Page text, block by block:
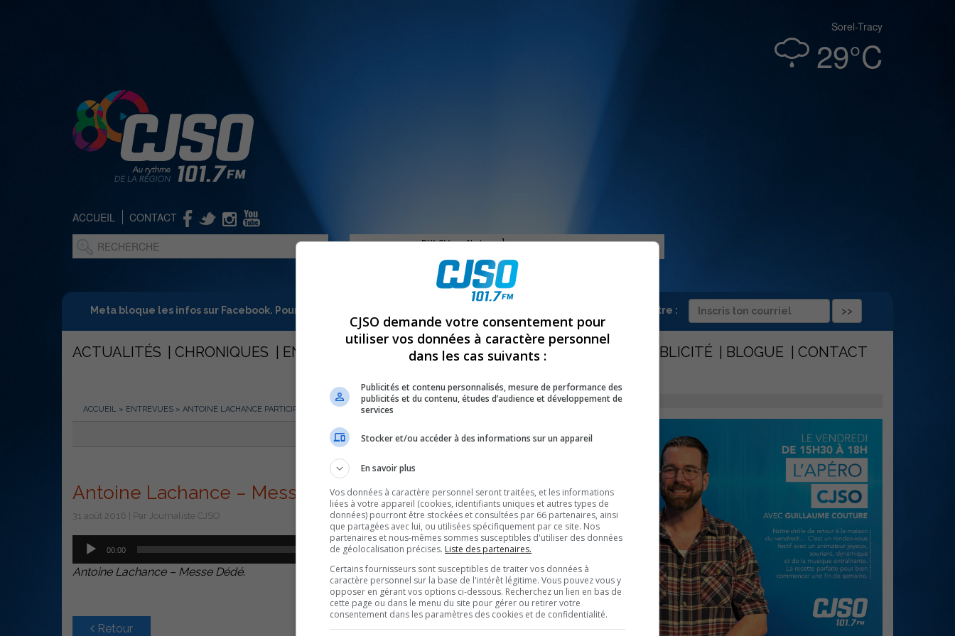
Sorel-Tracy
29°C
ACCUEIL CONTACT
Meta bloque les infos sur Facebook. Pour ne rien manquer à Sorel-Tracy et la région, abonne-toi à notre infolettre :
ACTUALITÉS CHRONIQUES ENTREVUES OPINION ÉMISSIONS CONCOURS PUBLICITÉ BLOGUE CONTACT
ACCUEIL » ENTREVUES » ANTOINE LACHANCE PARTICIPE À UN HOMMAGE À DÉDÉ FORTIN
PARTAGEZ
Antoine Lachance – Messe Dédé
31 août 2016 | Par Journaliste CJSO
Lecteur
audio
00:00 00:00
Utilisez
flèches
haut/bas
pour
augmenter
ou
Antoine Lachance – Messe Dédé.
Retour
CJSO demande votre consentement pour
utiliser vos données à caractère personnel
dans les cas suivants :
Publicités et contenu personnalisés, mesure de performance des
publicités et du contenu, études d’audience et développement de
services
Stocker et/ou accéder à des informations sur un appareil
En savoir plus
Vos données à caractère personnel seront traitées, et les informations
liées à votre appareil (cookies, identifiants uniques et autres types de
données) pourront être stockées et consultées par 66 partenaires, ainsi
que partagées avec lui, ou utilisées spécifiquement par ce site. Nos
partenaires et nous-mêmes sommes susceptibles d'utiliser des données
de géolocalisation précises. Liste des partenaires.
Certains fournisseurs sont susceptibles de traiter vos données à
caractère personnel sur la base de l'intérêt légitime. Vous pouvez vous y
opposer en gérant vos options ci-dessous. Recherchez un lien en bas de
cette page ou dans le menu du site pour gérer ou retirer votre
consentement dans les paramètres des cookies et de confidentialité.